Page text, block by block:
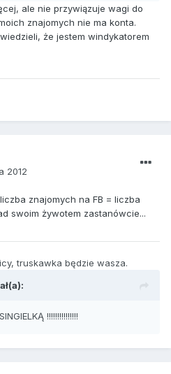
ale nie przywiązuje wagi do
znajomych nie ma konta.
że jestem windykatorem
2012
znajomych na FB = liczba
swoim żywotem zastanówcie...
truskawka będzie wasza.
!!!!!!!!!!!!!!!